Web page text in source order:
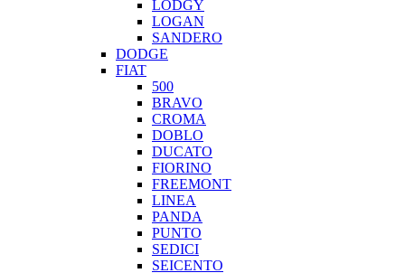
LODGY
LOGAN
SANDERO
DODGE
FIAT
500
BRAVO
CROMA
DOBLO
DUCATO
FIORINO
FREEMONT
LINEA
PANDA
PUNTO
SEDICI
SEICENTO